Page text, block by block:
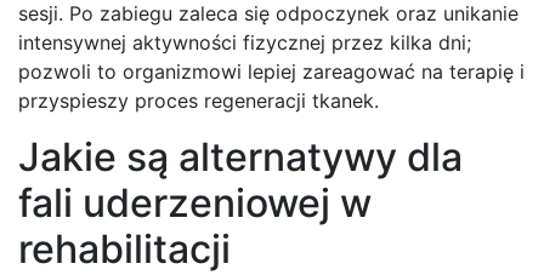
sesji. Po zabiegu zaleca się odpoczynek oraz unikanie
intensywnej aktywności fizycznej przez kilka dni;
pozwoli to organizmowi lepiej zareagować na terapię i
przyspieszy proces regeneracji tkanek.
Jakie są alternatywy dla
fali uderzeniowej w
rehabilitacji